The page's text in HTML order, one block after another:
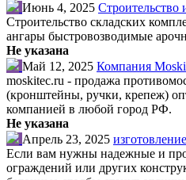
Июнь 4, 2025 Строительство
Строительство складских
ангары быстровозводимые
Не указана
Май 12, 2025 Компания
moskitec.ru - продажа
(кронштейны, ручки, крепеж)
компанией в любой город РФ.
Не указана
Апрель 23, 2025
Если вам нужны надежные и
ограждений или других